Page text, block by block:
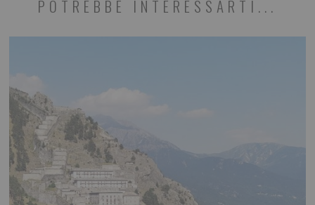
POTREBBE INTERESSARTI...